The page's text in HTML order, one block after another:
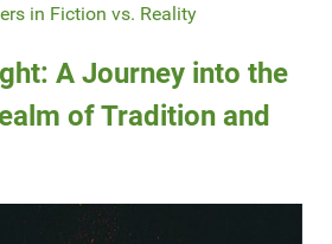
in Fiction vs. Reality
A Journey into the
of Tradition and